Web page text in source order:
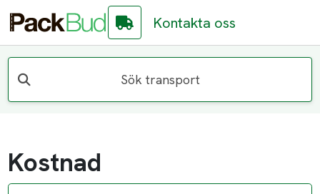
Kontakta oss
Sök transport
Kostnad